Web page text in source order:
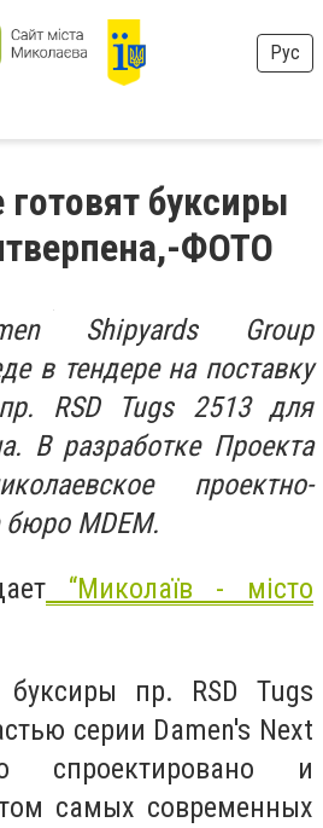
Рус
буксиры
ФОТО
Shipyards Group
в тендере на поставку
RSD Tugs 2513 для
В разработке Проекта
проектно-
бюро MDEM.
“Миколаїв - місто
буксиры пр. RSD Tugs
серии Damen's Next
спроектировано и
самых современных